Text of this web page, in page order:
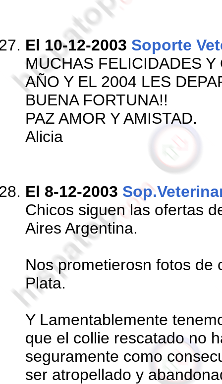
El 10-12-2003 Soporte
MUCHAS FELICIDADES
AÑO Y EL 2004 LES
BUENA FORTUNA!!
PAZ AMOR Y AMISTAD.
Alicia
El 8-12-2003
Chicos siguen las ofertas
Aires Argentina.
Nos prometierosn fotos de
Plata.
Y Lamentablemente
que el collie rescatado no
seguramente como
ser atropellado y